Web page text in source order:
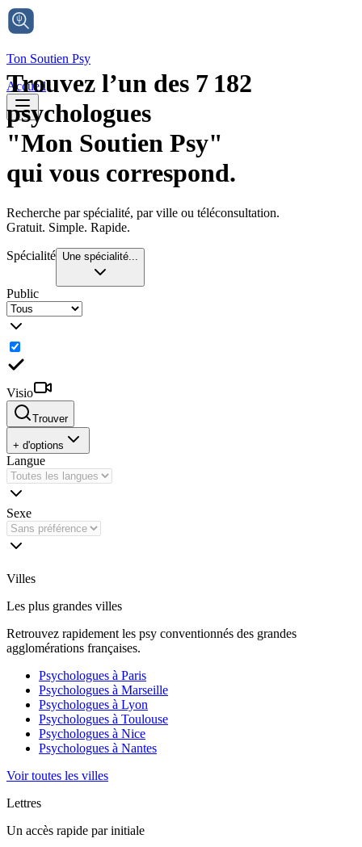
Ton Soutien Psy
Accueil
Trouvez l’un des 7 182
psychologues
"Mon Soutien Psy"
qui vous correspond.
Recherche parspécialité, par ville ou téléconsultation.
Gratuit. Simple. Rapide.
Spécialité Une spécialité...
Public
Visio
Trouver
+ d'options
Langue
Sexe
Villes
Les plus grandes villes
Retrouvez rapidement les psy conventionnés des grandes
agglomérations françaises.
Psychologues à Paris
Psychologues à Marseille
Psychologues à Lyon
Psychologues à Toulouse
Psychologues à Nice
Psychologues à Nantes
Voir toutes les villes
Lettres
Un accès rapide par initiale